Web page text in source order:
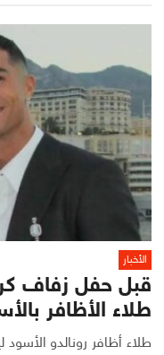
الأخبار
قبل حفل زفاف
طلاء الأظافر
طلاء أظافر رونالدو